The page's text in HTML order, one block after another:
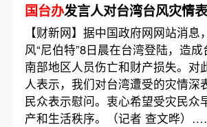
国台办发言人对台湾台风灾情
【财新网】据中国政府网网站消息
风“尼伯特”8日晨在台湾登陆，造
南部地区人员伤亡和财产损失。对
人表示，我们对台湾遭受的灾情深
民众表示慰问。衷心希望受灾民众
产和生活秩序。（记者 查文晔）